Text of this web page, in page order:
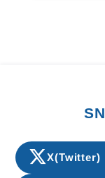
X(Twitter)